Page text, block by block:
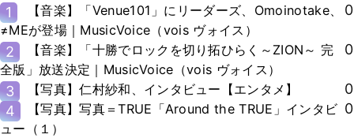
1
【音楽】「Venue101」にリーダーズ、Omoinotake、
≠MEが登場｜MusicVoice（vois ヴォイス）
0
2
【音楽】「十勝でロックを切り拓ひらく～ZION～ 完
全版」放送決定｜MusicVoice（vois ヴォイス）
0
3 【写真】仁村紗和、インタビュー【エンタメ】
0
4
【写真】写真＝TRUE「Around the TRUE」インタビ
ュー（１）
0